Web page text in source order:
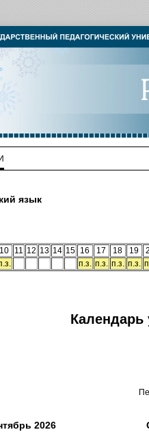
язык
10 11 12 13 14 15 16 17 18 19
п.з. п.з. п.з. п.з.
Календарь
2026